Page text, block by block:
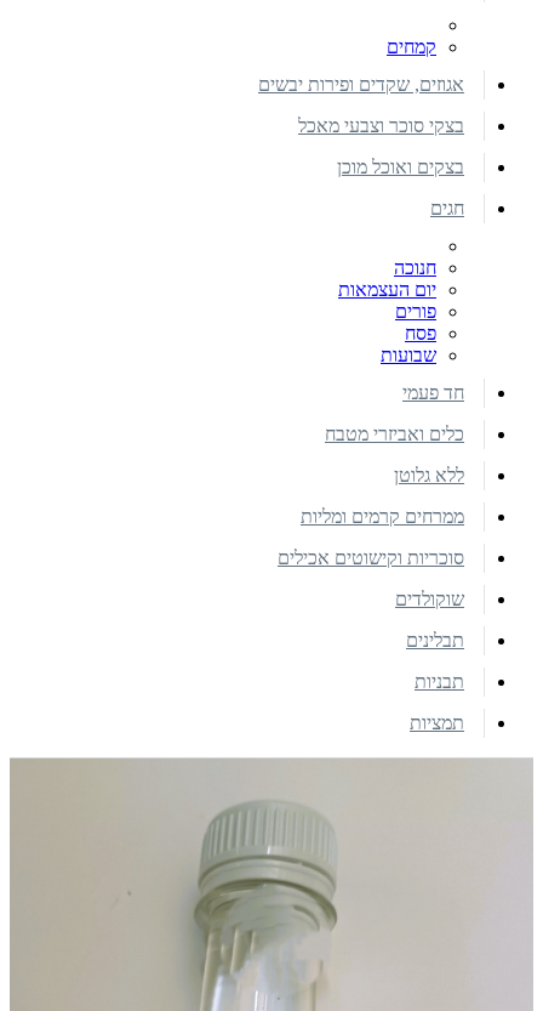
קמחים
אגוזים, שקדים ופירות יבשים
בצקי סוכר וצבעי מאכל
בצקים ואוכל מוכן
חגים
חנוכה
יום העצמאות
פורים
פסח
שבועות
חד פעמי
כלים ואביזרי מטבח
ללא גלוטן
ממרחים קרמים ומליות
סוכריות וקישוטים אכילים
שוקולדים
תבלינים
תבניות
תמציות